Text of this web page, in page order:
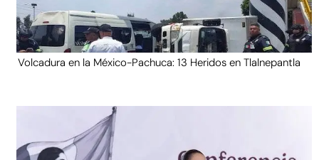
Volcadura en la México-Pachuca: 13 Heridos en Tlalnepantla